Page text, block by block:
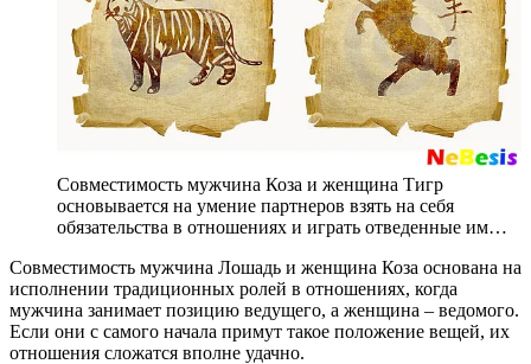
Совместимость мужчина Коза и женщина Тигр
основывается на умение партнеров взять на себя
обязательства в отношениях и играть отведенные им…
Совместимость мужчина Лошадь и женщина Коза основана на
исполнении традиционных ролей в отношениях, когда
мужчина занимает позицию ведущего, а женщина – ведомого.
Если они с самого начала примут такое положение вещей, их
отношения сложатся вполне удачно.